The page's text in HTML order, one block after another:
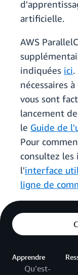
artificielle.
AWS
indiquées ici.
nécessaires
vous sont
lancement
le Guide de
Pour
consultez
l'interface
ligne de
Apprendre
Qu’est-